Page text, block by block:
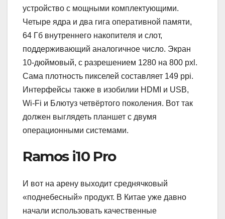
устройство с мощными комплектующими.
Четыре ядра и два гига оперативной памяти,
64 Гб внутреннего накопителя и слот,
поддерживающий аналогичное число. Экран
10-дюймовый, с разрешением 1280 на 800 pxl.
Сама плотность пикселей составляет 149 ppi.
Интерфейсы также в изобилии HDMI и USB,
Wi-Fi и Блютуз четвёртого поколения. Вот так
должен выглядеть планшет с двумя
операционными системами.
Ramos i10 Pro
И вот на арену выходит среднячковый
«поднебесный» продукт. В Китае уже давно
начали использовать качественные